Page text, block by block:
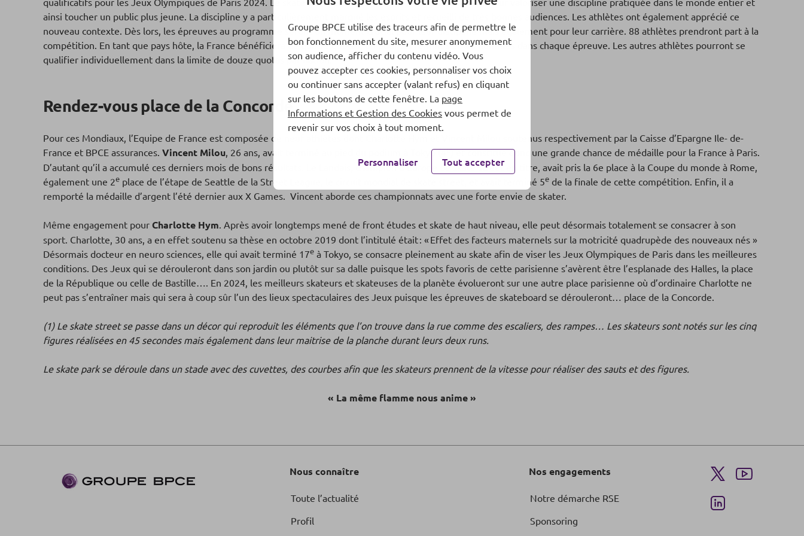
ainsi toucher un public plus jeune. La discipline y a particulièrement marqué les esprits et recueilli de très bonnes audiences. Les athlètes ont également apprécié ce
nouveau contexte. Dès lors, les épreuves au programme seront un moment crucial pour leur discipline mais également pour leur carrière. 88 athlètes prendront part à la
compétition. En tant que pays hôte, la France bénéficiera de quatre quotas, un pour les femmes et les hommes dans chaque épreuve. Les autres athlètes pourront se
qualifier individuellement dans la limite de douze quotas par nation.
Rendez-vous place de la Concorde
Pour ces Mondiaux, l’Equipe de France est composée de neuf athlètes dont Charlotte Hym et Vincent Milou soutenus respectivement par la Caisse d’Epargne Ile- de-
France et BPCE assurances. Vincent Milou, 26 ans, avait terminé au pied du podium à Tokyo (4e) et constitue donc une grande chance de médaille pour la France à Paris.
D’autant qu’il a accumulé ces derniers mois de bons résultats. Le Landais, champion d’Europe de skate street en titre, avait pris la 6e place à la Coupe du monde à Rome,
également une 2e place de l’étape de Seattle de la Street League, le circuit mondial de skate street, et avait terminé 5e de la finale de cette compétition. Enfin, il a
remporté la médaille d’argent l’été dernier aux X Games. Vincent aborde ces championnats avec une forte envie de skater.
Même engagement pour Charlotte Hym. Après avoir longtemps mené de front études et skate de haut niveau, elle peut désormais totalement se consacrer à son
sport. Charlotte, 30 ans, a en effet soutenu sa thèse en octobre 2019 dont l’intitulé était : « Effet des facteurs maternels sur la motricité quadrupède des nouveaux nés »
Désormais docteur en neuro sciences, elle qui avait terminé 17e à Tokyo, se consacre pleinement au skate afin de viser les Jeux Olympiques de Paris dans les meilleures
conditions. Des Jeux qui se dérouleront dans son jardin ou plutôt sur sa dalle puisque les spots favoris de cette parisienne s’avèrent être l’esplanade des Halles, la place
de la République ou celle de Bastille…. En 2024, les meilleurs skateurs et skateuses de la planète évolueront sur une autre place parisienne où d’ordinaire Charlotte ne
peut pas s’entraîner mais qui sera à coup sûr l’un des lieux spectaculaires des Jeux puisque les épreuves de skateboard se dérouleront… place de la Concorde.
(1) Le skate street se passe dans un décor qui reproduit les éléments que l’on trouve dans la rue comme des escaliers, des rampes… Les skateurs sont notés sur les cinq
figures réalisées en 45 secondes mais également dans leur maitrise de la planche durant leurs deux runs.
Le skate park se déroule dans un stade avec des cuvettes, des courbes afin que les skateurs prennent de la vitesse pour réaliser des sauts et des figures.
« La même flamme nous anime »
Nous connaître
Toute l’actualité
Profil
Nos engagements
Notre démarche RSE
Sponsoring
Groupe BPCE utilise des traceurs afin de permettre le
bon fonctionnement du site, mesurer anonymement
son audience, afficher du contenu vidéo. Vous
pouvez accepter ces cookies, personnaliser vos choix
ou continuer sans accepter (valant refus) en cliquant
sur les boutons de cette fenêtre. La page
Informations et Gestion des Cookies vous permet de
revenir sur vos choix à tout moment.
Personnaliser Tout accepter